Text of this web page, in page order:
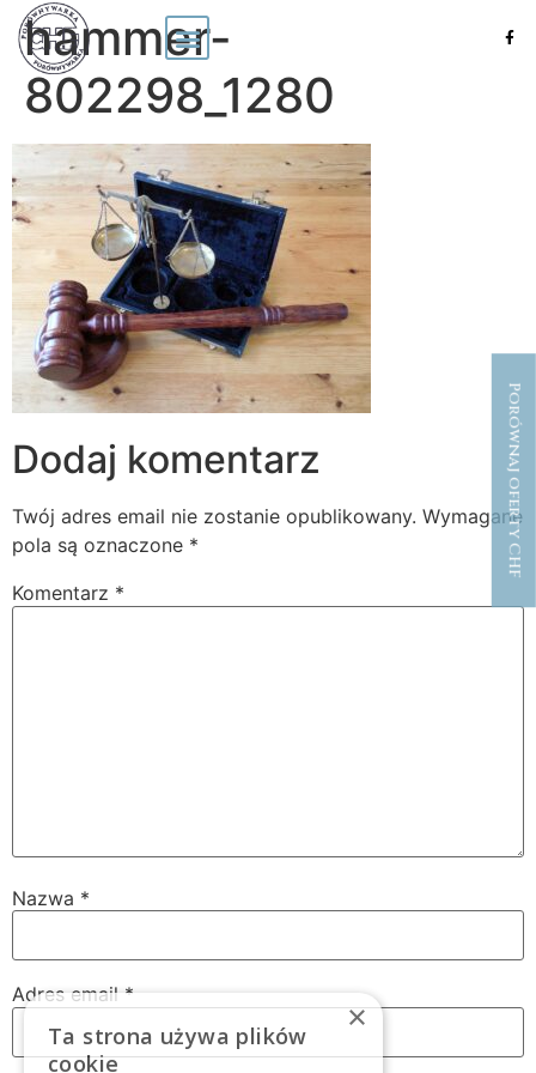
Porównaj oferty CHF
hammer-
802298_1280
Dodaj komentarz
Twój adres email nie zostanie opublikowany. Wymagane
pola są oznaczone *
Komentarz *
Nazwa *
Adres email *
×
Ta strona używa plików
cookie